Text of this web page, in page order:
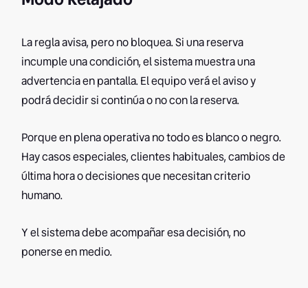
La regla avisa, pero no bloquea. Si una reserva
incumple una condición, el sistema muestra una
advertencia en pantalla. El equipo verá el aviso y
podrá decidir si continúa o no con la reserva.
Porque en plena operativa no todo es blanco o negro.
Hay casos especiales, clientes habituales, cambios de
última hora o decisiones que necesitan criterio
humano.
Y el sistema debe acompañar esa decisión, no
ponerse en medio.